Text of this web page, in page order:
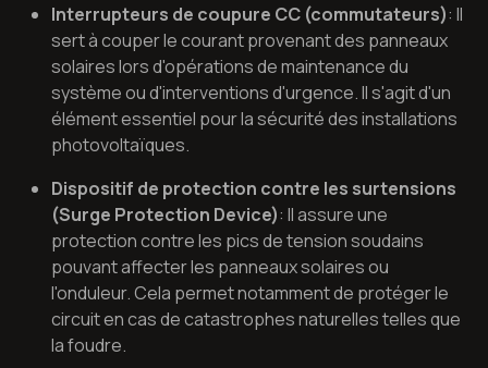
Interrupteurs de coupure CC (commutateurs): Il
sert à couper le courant provenant des panneaux
solaires lors d'opérations de maintenance du
système ou d'interventions d'urgence. Il s'agit d'un
élément essentiel pour la sécurité des installations
photovoltaïques.
Dispositif de protection contre les surtensions
(Surge Protection Device): Il assure une
protection contre les pics de tension soudains
pouvant affecter les panneaux solaires ou
l'onduleur. Cela permet notamment de protéger le
circuit en cas de catastrophes naturelles telles que
la foudre.